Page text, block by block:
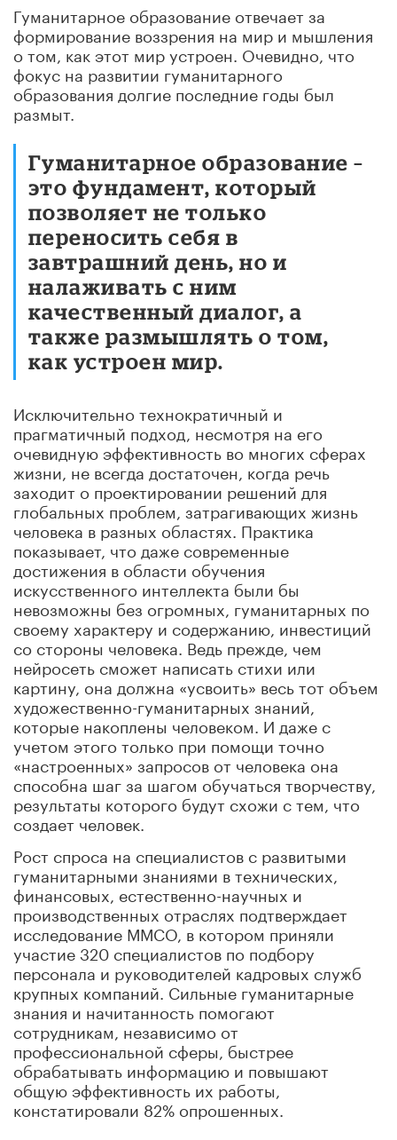
Гуманитарное образование отвечает за
формирование воззрения на мир и мышления
о том, как этот мир устроен. Очевидно, что
фокус на развитии гуманитарного
образования долгие последние годы был
размыт.
Гуманитарное образование –
это фундамент, который
позволяет не только
переносить себя в
завтрашний день, но и
налаживать с ним
качественный диалог, а
также размышлять о том,
как устроен мир.
Исключительно технократичный и
прагматичный подход, несмотря на его
очевидную эффективность во многих сферах
жизни, не всегда достаточен, когда речь
заходит о проектировании решений для
глобальных проблем, затрагивающих жизнь
человека в разных областях. Практика
показывает, что даже современные
достижения в области обучения
искусственного интеллекта были бы
невозможны без огромных, гуманитарных по
своему характеру и содержанию, инвестиций
со стороны человека. Ведь прежде, чем
нейросеть сможет написать стихи или
картину, она должна «усвоить» весь тот объем
художественно-гуманитарных знаний,
которые накоплены человеком. И даже с
учетом этого только при помощи точно
«настроенных» запросов от человека она
способна шаг за шагом обучаться творчеству,
результаты которого будут схожи с тем, что
создает человек.
Рост спроса на специалистов с развитыми
гуманитарными знаниями в технических,
финансовых, естественно-научных и
производственных отраслях подтверждает
исследование ММСО, в котором приняли
участие 320 специалистов по подбору
персонала и руководителей кадровых служб
крупных компаний. Сильные гуманитарные
знания и начитанность помогают
сотрудникам, независимо от
профессиональной сферы, быстрее
обрабатывать информацию и повышают
общую эффективность их работы,
констатировали 82% опрошенных.